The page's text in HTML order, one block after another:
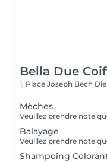
Bella Due
1, Place Joseph Bech
Mèches
Balayage
Shampoing